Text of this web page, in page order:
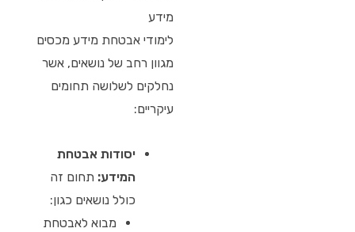
מידע
לימודי אבטחת מידע מכסים
מגוון רחב של נושאים, אשר
נחלקים לשלושה תחומים
עיקריים:
יסודות אבטחת
המידע: תחום זה
כולל נושאים כגון:
מבוא לאבטחת